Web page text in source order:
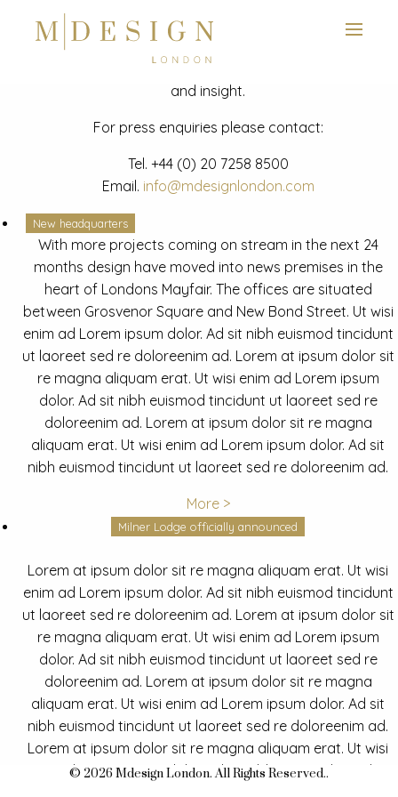
News
Latest mdesign development project and advisory news
and insight.
For press enquiries please contact:
Tel. +44 (0) 20 7258 8500
Email. info@mdesignlondon.com
New headquarters
With more projects coming on stream in the next 24
months design have moved into news premises in the
heart of Londons Mayfair. The offices are situated
between Grosvenor Square and New Bond Street. Ut wisi
enim ad Lorem ipsum dolor. Ad sit nibh euismod tincidunt
ut laoreet sed re doloreenim ad. Lorem at ipsum dolor sit
re magna aliquam erat. Ut wisi enim ad Lorem ipsum
dolor. Ad sit nibh euismod tincidunt ut laoreet sed re
doloreenim ad. Lorem at ipsum dolor sit re magna
aliquam erat. Ut wisi enim ad Lorem ipsum dolor. Ad sit
nibh euismod tincidunt ut laoreet sed re doloreenim ad.
More >
Milner Lodge officially announced
Lorem at ipsum dolor sit re magna aliquam erat. Ut wisi
enim ad Lorem ipsum dolor. Ad sit nibh euismod tincidunt
ut laoreet sed re doloreenim ad. Lorem at ipsum dolor sit
re magna aliquam erat. Ut wisi enim ad Lorem ipsum
dolor. Ad sit nibh euismod tincidunt ut laoreet sed re
doloreenim ad. Lorem at ipsum dolor sit re magna
aliquam erat. Ut wisi enim ad Lorem ipsum dolor. Ad sit
nibh euismod tincidunt ut laoreet sed re doloreenim ad.
Lorem at ipsum dolor sit re magna aliquam erat. Ut wisi
enim ad Lorem ipsum dolor. Ad sit nibh euismod tincidunt
© 2026 Mdesign London. All Rights Reserved..